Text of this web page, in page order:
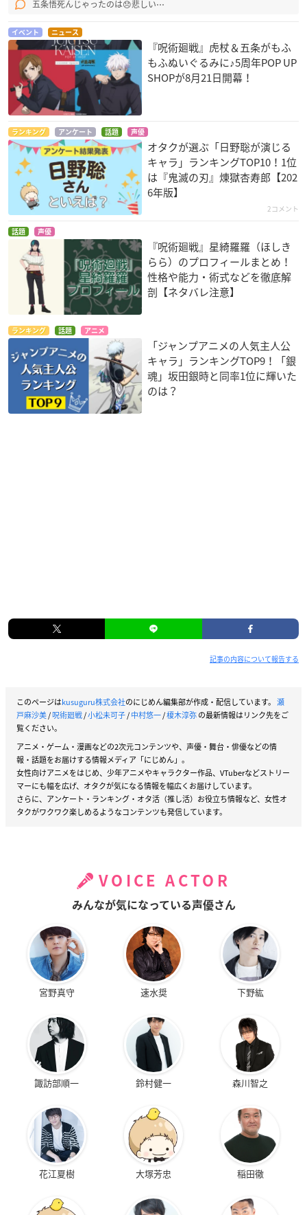
五条悟死んじゃったのは😞悲しい⋯
イベント ニュース
『呪術廻戦』虎杖＆五条がもふ
もふぬいぐるみに♪5周年POP UP
SHOPが8月21日開幕！
ランキング アンケート 話題 声優
オタクが選ぶ「日野聡が演じる
キャラ」ランキングTOP10！1位
は『鬼滅の刃』煉󠄁獄杏寿郎【202
6年版】
2コメント
話題 声優
『呪術廻戦』星綺羅羅（ほしき
らら）のプロフィールまとめ！
性格や能力・術式などを徹底解
剖【ネタバレ注意】
ランキング 話題 アニメ
「ジャンプアニメの人気主人公
キャラ」ランキングTOP9！「銀
魂」坂田銀時と同率1位に輝いた
のは？
記事の内容について報告する
このページはkusuguru株式会社のにじめん編集部が作成・配信しています。 瀬
戸麻沙美/呪術廻戦/小松未可子/中村悠一/榎木淳弥の最新情報はリンク先をご
覧ください。
アニメ・ゲーム・漫画などの2次元コンテンツや、声優・舞台・俳優などの情
報・話題をお届けする情報メディア「にじめん」。
女性向けアニメをはじめ、少年アニメやキャラクター作品、VTuberなどストリー
マーにも幅を広げ、オタクが気になる情報を幅広くお届けしています。
さらに、アンケート・ランキング・オタ活（推し活）お役立ち情報など、女性オ
タクがワクワク楽しめるようなコンテンツも発信しています。
VOICE ACTOR
みんなが気になっている声優さん
宮野真守 速水奨 下野紘
諏訪部順一 鈴村健一 森川智之
花江夏樹 大塚芳忠 稲田徹